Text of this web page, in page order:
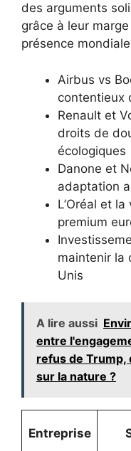
des arguments
grâce à leur
présence
Airbus vs
contentieux
Renault et
droits de
écologiques
Danone et
adaptation
L’Oréal et
premium
maintenir la
Unis
A lire aussi
entre
refus de Trump,
sur la nature ?
Entreprise